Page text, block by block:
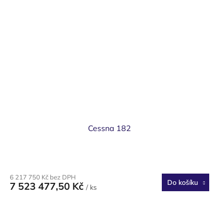
Cessna 182
6 217 750 Kč bez DPH
7 523 477,50 Kč / ks
Do košíku